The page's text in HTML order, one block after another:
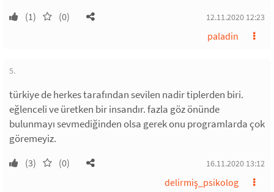
(1) (0) 12.11.2020 12:23
paladin
5.
türkiye de herkes tarafından sevilen nadir tiplerden biri.
eğlenceli ve üretken bir insandır. fazla göz önünde
bulunmayı sevmediğinden olsa gerek onu programlarda çok
göremeyiz.
(3) (0) 16.11.2020 13:12
delirmiş_psikolog